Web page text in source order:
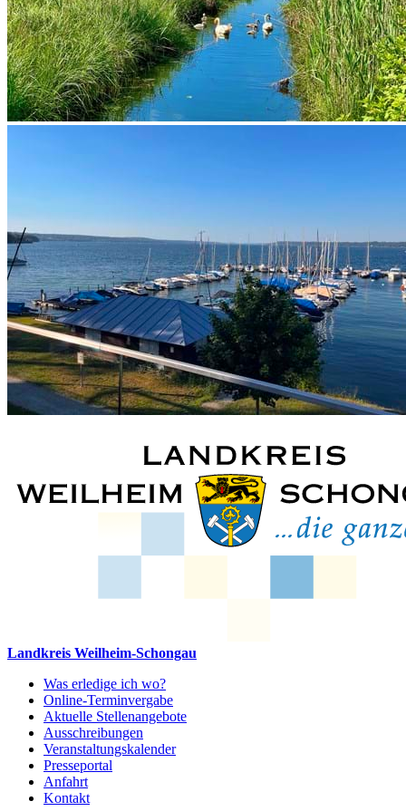
Landkreis Weilheim-Schongau
Was erledige ich wo?
Online-Terminvergabe
Aktuelle Stellenangebote
Ausschreibungen
Veranstaltungskalender
Presseportal
Anfahrt
Kontakt